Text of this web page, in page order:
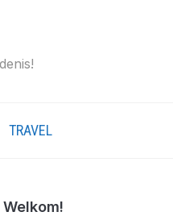
TRAVEL
Welkom!